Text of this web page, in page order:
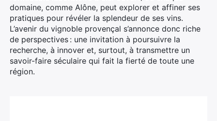
domaine, comme Alône, peut explorer et affiner ses
pratiques pour révéler la splendeur de ses vins.
L’avenir du vignoble provençal s’annonce donc riche
de perspectives : une invitation à poursuivre la
recherche, à innover et, surtout, à transmettre un
savoir-faire séculaire qui fait la fierté de toute une
région.